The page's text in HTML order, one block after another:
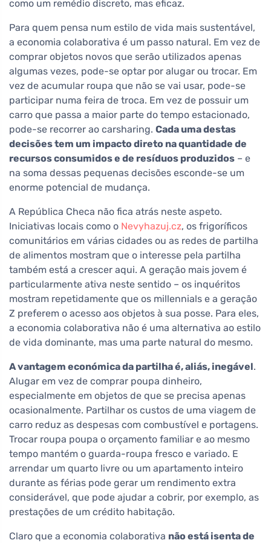
como um remédio discreto, mas eficaz.
Para quem pensa num estilo de vida mais sustentável,
a economia colaborativa é um passo natural. Em vez de
comprar objetos novos que serão utilizados apenas
algumas vezes, pode-se optar por alugar ou trocar. Em
vez de acumular roupa que não se vai usar, pode-se
participar numa feira de troca. Em vez de possuir um
carro que passa a maior parte do tempo estacionado,
pode-se recorrer ao carsharing. Cada uma destas
decisões tem um impacto direto na quantidade de
recursos consumidos e de resíduos produzidos – e
na soma dessas pequenas decisões esconde-se um
enorme potencial de mudança.
A República Checa não fica atrás neste aspeto.
Iniciativas locais como o Nevyhazuj.cz, os frigoríficos
comunitários em várias cidades ou as redes de partilha
de alimentos mostram que o interesse pela partilha
também está a crescer aqui. A geração mais jovem é
particularmente ativa neste sentido – os inquéritos
mostram repetidamente que os millennials e a geração
Z preferem o acesso aos objetos à sua posse. Para eles,
a economia colaborativa não é uma alternativa ao estilo
de vida dominante, mas uma parte natural do mesmo.
A vantagem económica da partilha é, aliás, inegável.
Alugar em vez de comprar poupa dinheiro,
especialmente em objetos de que se precisa apenas
ocasionalmente. Partilhar os custos de uma viagem de
carro reduz as despesas com combustível e portagens.
Trocar roupa poupa o orçamento familiar e ao mesmo
tempo mantém o guarda-roupa fresco e variado. E
arrendar um quarto livre ou um apartamento inteiro
durante as férias pode gerar um rendimento extra
considerável, que pode ajudar a cobrir, por exemplo, as
prestações de um crédito habitação.
Claro que a economia colaborativa não está isenta de